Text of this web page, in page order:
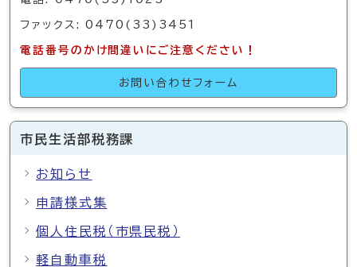
ファックス: 0470(33)3451
電話番号のかけ間違いにご注意ください！
お問い合わせフォーム
市民生活部税務課
お知らせ
申請様式集
個人住民税（市県民税）
軽自動車税